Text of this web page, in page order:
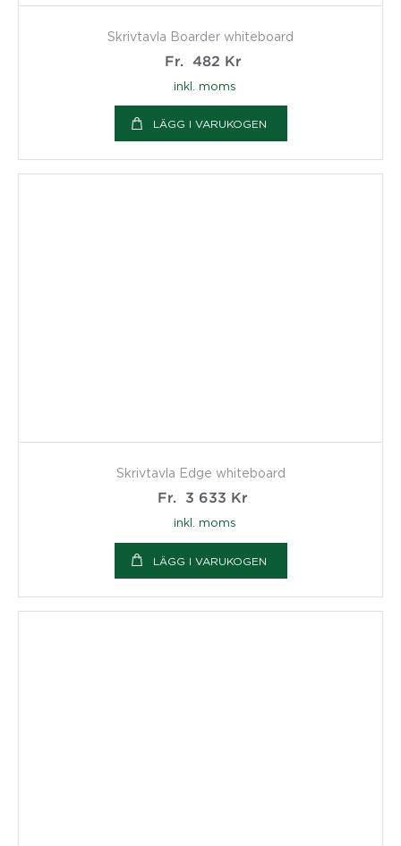
Skrivtavla Boarder whiteboard
Fr.
482 Kr
inkl. moms
LÄGG I VARUKOGEN
Skrivtavla Edge whiteboard
Fr.
3 633 Kr
inkl. moms
LÄGG I VARUKOGEN